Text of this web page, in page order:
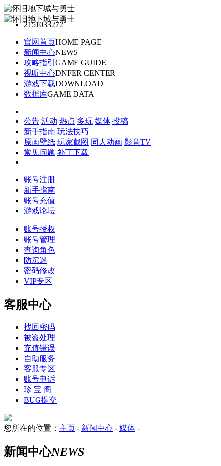
2151033272
官网首页HOME PAGE
新闻中心NEWS
攻略指引 GAME GUIDE
视听中心DNFER CENTER
游戏下载DOWNLOAD
数据库GAME DATA
公告 活动 热点 多玩 媒体 投稿
新手指南 玩法技巧
原画壁纸 玩家截图 同人动画 影音TV
常见问题 补丁下载
账号注册
新手指南
账号充值
游戏论坛
账号授权
账号管理
查询角色
防沉迷
密码修改
VIP专区
客服中心
找回密码
被盗处理
充值错误
自助服务
客服专区
账号申诉
珍 宝 阁
BUG提交
您所在的位置： 主页 新闻中心 媒体
新闻中心NEWS